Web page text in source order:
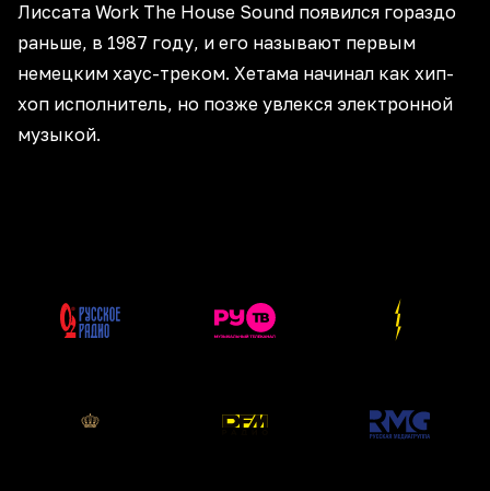
Лиссата Work The House Sound появился гораздо
раньше, в 1987 году, и его называют первым
немецким хаус-треком. Хетама начинал как хип-
хоп исполнитель, но позже увлекся электронной
музыкой.